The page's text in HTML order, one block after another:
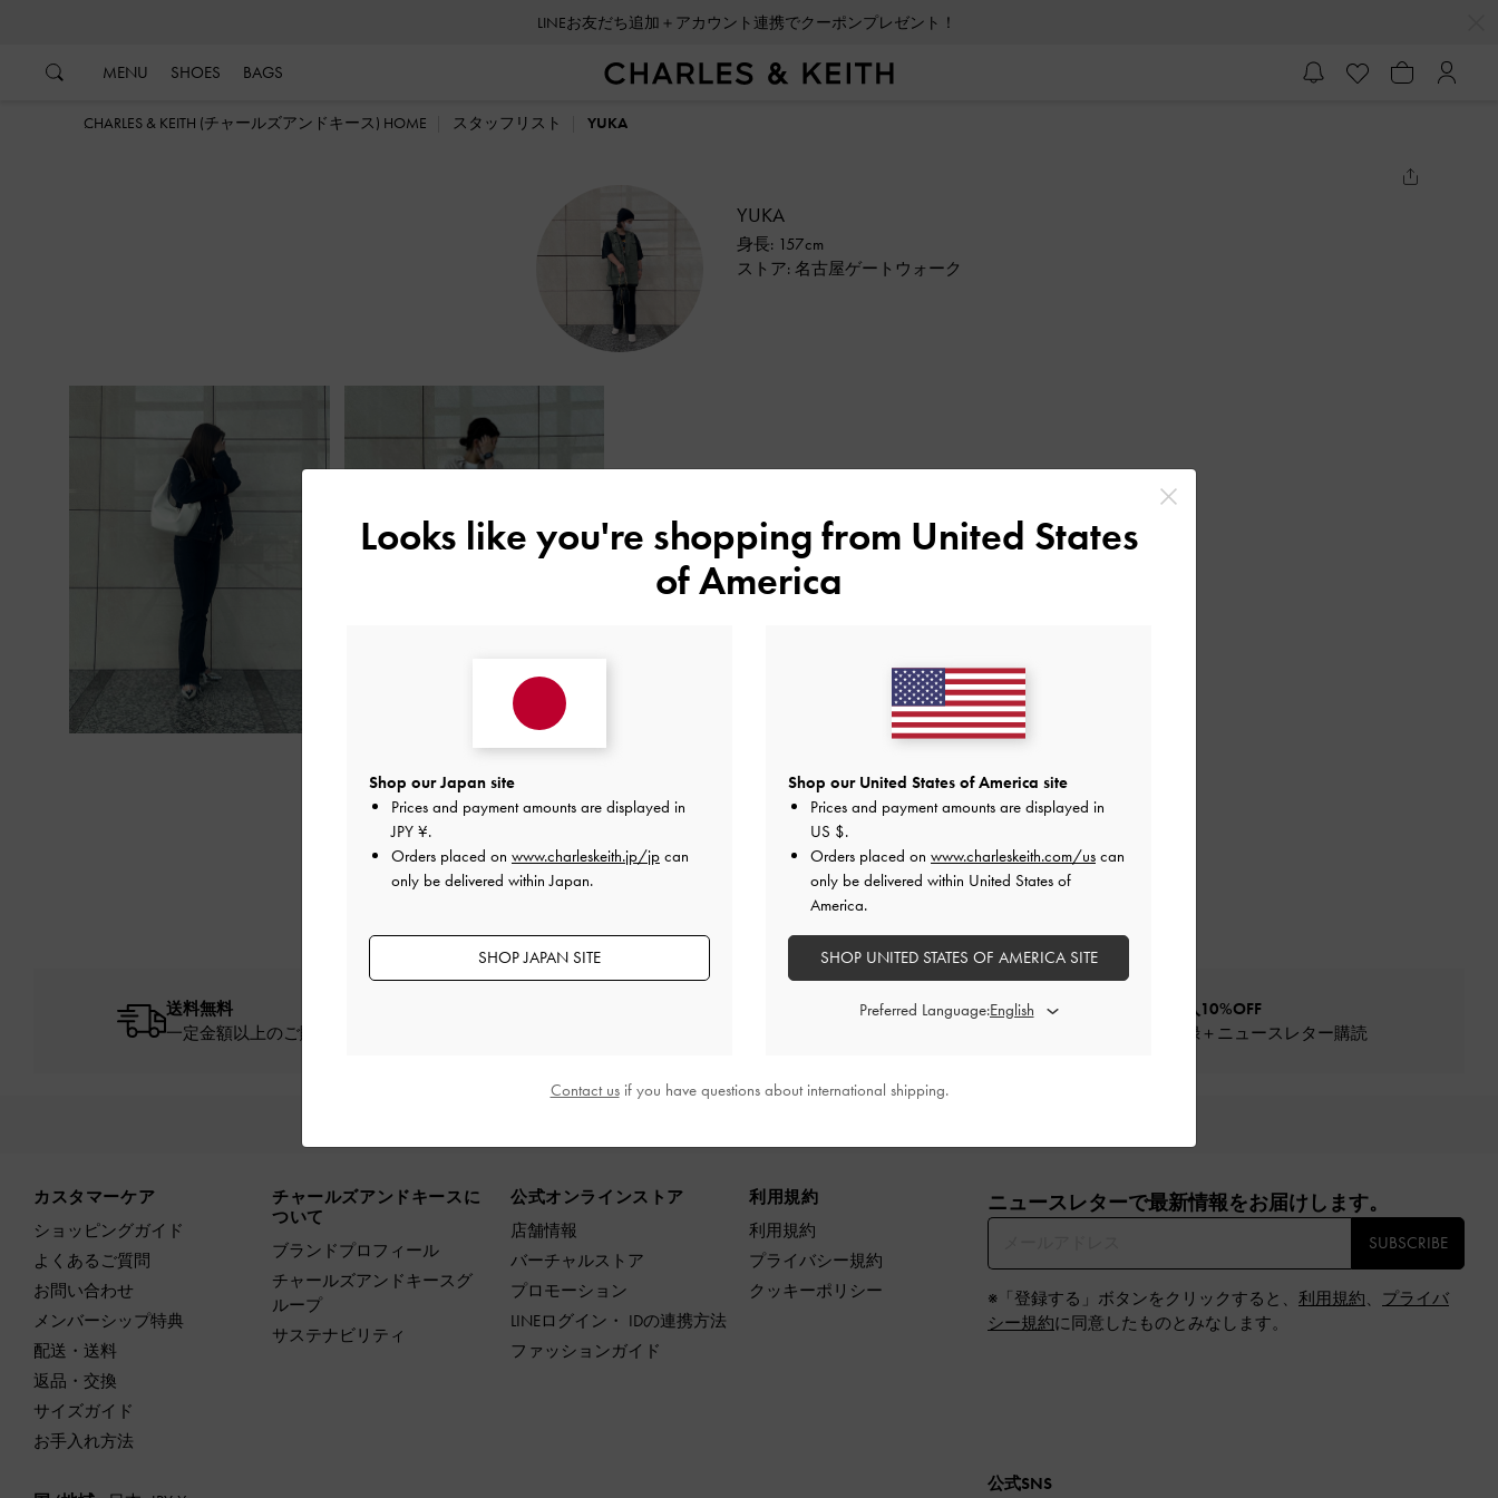
LINEお友だち追加＋アカウント連携でクーポンプレゼント！
MENU SHOES BAGS
CHARLES & KEITH (チャールズアンドキース) HOME スタッフリスト YUKA
YUKA
身長: 157cm
ストア: 名古屋ゲートウォーク
スタッフ一覧へ
送料無料
一定金額以上のご購入が必要です*
初回購入10%OFF
会員登録＋ニュースレター購読
カスタマーケア
ショッピングガイド
よくあるご質問
お問い合わせ
メンバーシップ特典
配送・送料
返品・交換
サイズガイド
お手入れ方法
チャールズアンドキースに
ついて
ブランドプロフィール
チャールズアンドキースグ
ループ
サステナビリティ
公式オンラインストア
店舗情報
バーチャルストア
プロモーション
LINEログイン・ IDの連携方法
ファッションガイド
利用規約
利用規約
プライバシー規約
クッキーポリシー
ニュースレターで最新情報をお届けします。​
SUBSCRIBE
※「登録する」ボタンをクリックすると、 利用規約、 プライバ
シー規約に同意したものとみなします。
公式SNS
Looks like you're shopping from United States
of America
Shop our Japan site
Prices and payment amounts are displayed in
JPY ¥.
Orders placed on www.charleskeith.jp/jp can
only be delivered within Japan.
SHOP JAPAN SITE
Shop our United States of America site
Prices and payment amounts are displayed in
US $.
Orders placed on www.charleskeith.com/us can
only be delivered within United States of
America.
SHOP UNITED STATES OF AMERICA SITE
Preferred Language:
Contact usif you have questions about international shipping.